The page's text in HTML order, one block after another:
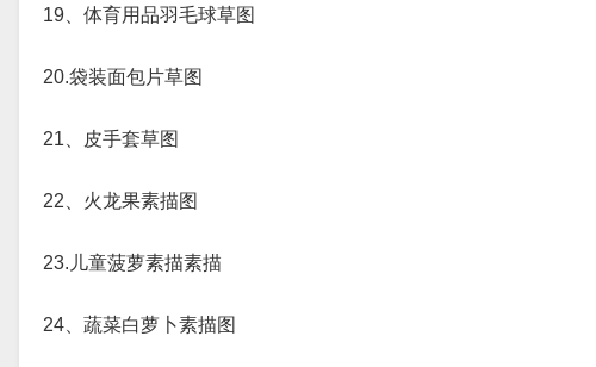
19、体育用品羽毛球草图
20.袋装面包片草图
21、皮手套草图
22、火龙果素描图
23.儿童菠萝素描素描
24、蔬菜白萝卜素描图